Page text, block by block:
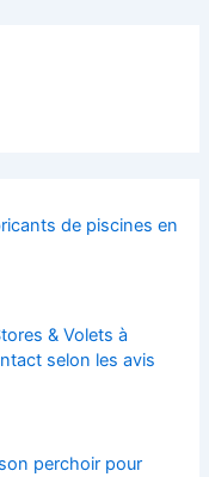
de piscines en
& Volets à
selon les avis
perchoir pour